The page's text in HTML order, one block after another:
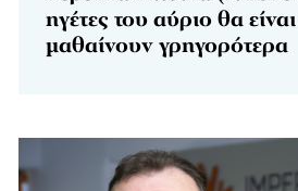
ηγέτες του αύριο θα
μαθαίνουν γρηγορότερα